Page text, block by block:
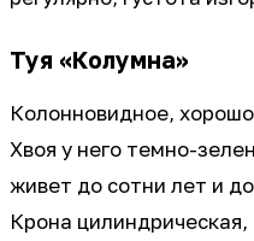
Туя «Колумна»
Колонновидное,
Хвоя у него темно-
живет до сотни лет и
Крона